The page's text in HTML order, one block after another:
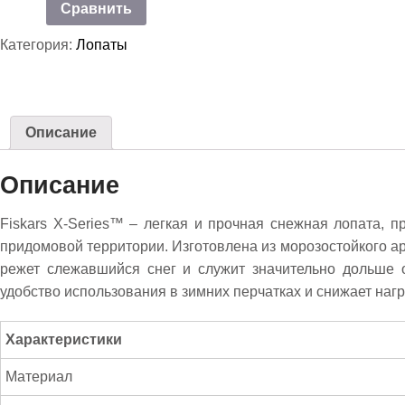
снега
Сравнить
Категория: Лопаты
Описание
Описание
Fiskars X-Series™ – легкая и прочная снежная лопата,
придомовой территории. Изготовлена из морозостойкого
режет слежавшийся снег и служит значительно
удобство использования в зимних перчатках и снижает
Характеристики
Материал